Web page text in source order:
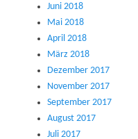
Juni 2018
Mai 2018
April 2018
März 2018
Dezember 2017
November 2017
September 2017
August 2017
Juli 2017